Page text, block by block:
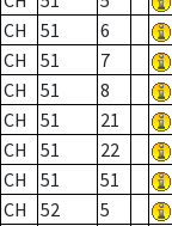
CH
51 6
CH
51 7
CH
51 8
CH
51 21
CH
51 22
CH
51 51
CH
52 5